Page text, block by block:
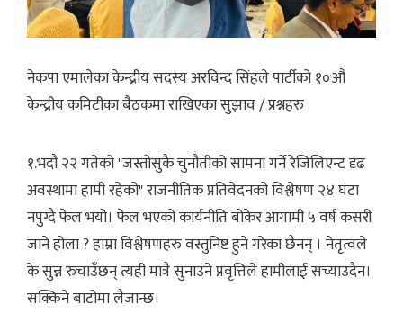
नेकपा एमालेका केन्द्रीय सदस्य अरविन्द सिंहले पार्टीको १०औं
केन्द्रीय कमिटीका बैठकमा राखिएका सुझाव / प्रश्नहरु
१.भदौ २२ गतेको "जस्तोसुकै चुनौतीको सामना गर्ने रेजिलिएन्ट दृढ
अवस्थामा हामी रहेको" राजनीतिक प्रतिवेदनको विश्लेषण २४ घंटा
नपुग्दै फेल भयो। फेल भएको कार्यनीति बोकेर आगामी ५ वर्ष कसरी
जाने होला ? हाम्रा विश्लेषणहरु वस्तुनिष्ट हुने गरेका छैनन् । नेतृत्वले
के सुन्न रुचाउँछन् त्यही मात्रै सुनाउने प्रवृत्तिले हामीलाई सच्याउदैन।
सक्किने बाटोमा लैजान्छ।